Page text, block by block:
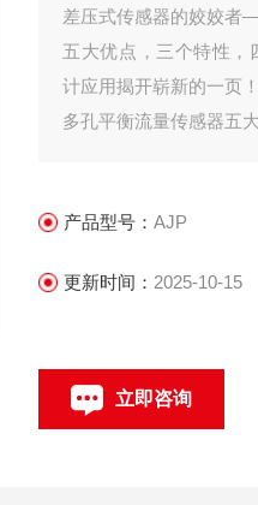
差压式传感器的姣姣者
五大优点，三个特性，
计应用揭开崭新的一页！
多孔平衡流量传感器五
3.测量范围宽，量程比
5.温度、压力范
产品型号：AJP
更新时间： 2025-10-15
立即咨询